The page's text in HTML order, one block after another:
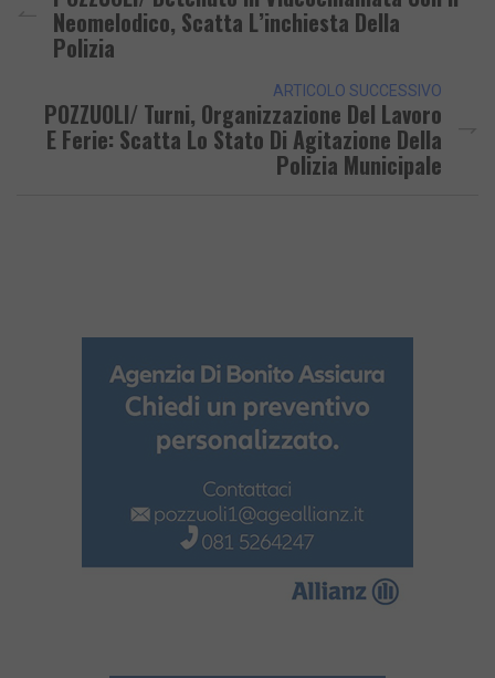
Neomelodico, Scatta L’inchiesta Della
Polizia
ARTICOLO SUCCESSIVO
POZZUOLI/ Turni, Organizzazione Del Lavoro
E Ferie: Scatta Lo Stato Di Agitazione Della
Polizia Municipale